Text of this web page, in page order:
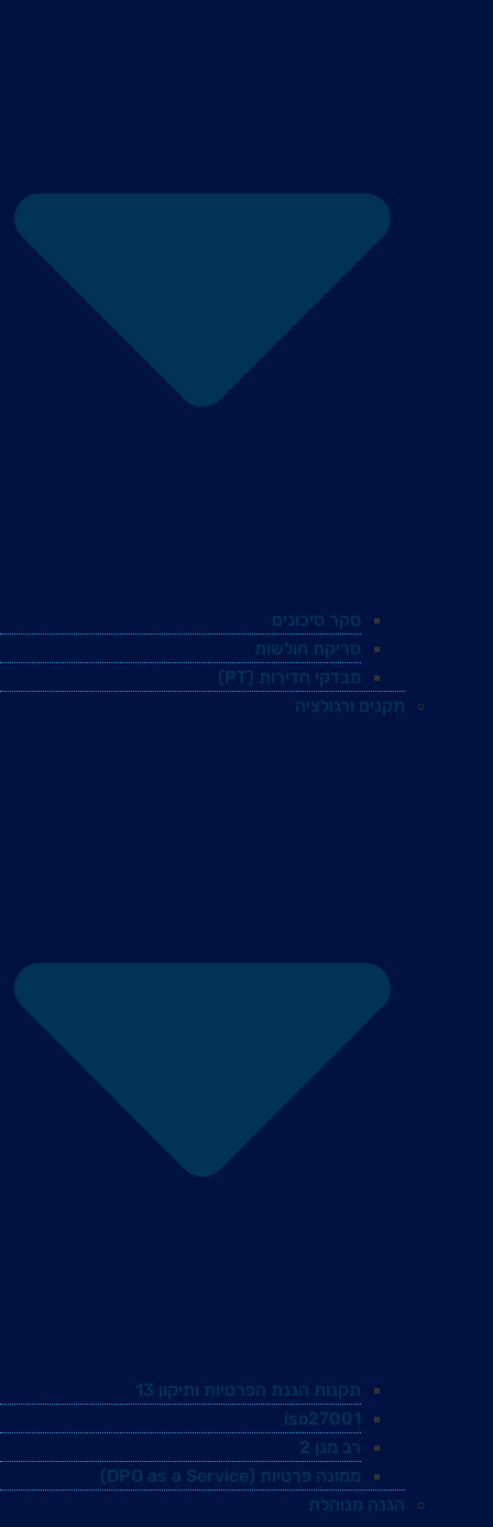
סקר סיכונים
סריקת חולשות
מבדקי חדירות (PT)
תקנים ורגולציה
תקנות הגנת הפרטיות ותיקון 13
iso27001
רב מגן 2
ממונה פרטיות (DPO as a Service)
הגנה מנוהלת